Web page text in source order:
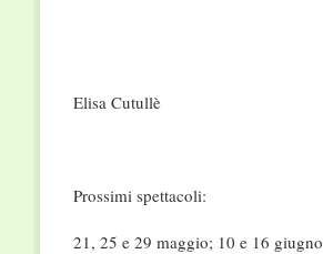
Elisa Cutullè
Prossimi spettacoli:
21, 25 e 29 maggio; 10 e 16 giugno